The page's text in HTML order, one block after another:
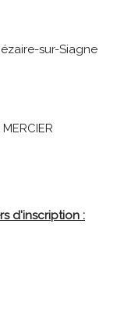
sur-Siagne
d'inscription :